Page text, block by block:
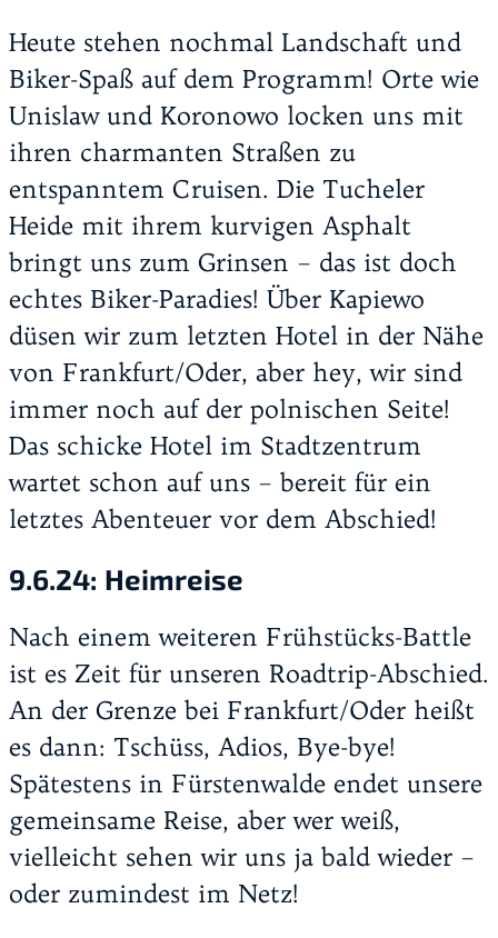
Heute stehen nochmal Landschaft und
Biker-Spaß auf dem Programm! Orte wie
Unislaw und Koronowo locken uns mit
ihren charmanten Straßen zu
entspanntem Cruisen. Die Tucheler
Heide mit ihrem kurvigen Asphalt
bringt uns zum Grinsen – das ist doch
echtes Biker-Paradies! Über Kapiewo
düsen wir zum letzten Hotel in der Nähe
von Frankfurt/Oder, aber hey, wir sind
immer noch auf der polnischen Seite!
Das schicke Hotel im Stadtzentrum
wartet schon auf uns – bereit für ein
letztes Abenteuer vor dem Abschied!
9.6.24: Heimreise
Nach einem weiteren Frühstücks-Battle
ist es Zeit für unseren Roadtrip-Abschied.
An der Grenze bei Frankfurt/Oder heißt
es dann: Tschüss, Adios, Bye-bye!
Spätestens in Fürstenwalde endet unsere
gemeinsame Reise, aber wer weiß,
vielleicht sehen wir uns ja bald wieder –
oder zumindest im Netz!